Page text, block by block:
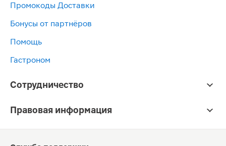
Промокоды Доставки
Бонусы от партнёров
Помощь
Гастроном
Сотрудничество
Правовая информация